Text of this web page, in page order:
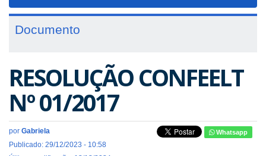
Documento
RESOLUÇÃO CONFEELT
Nº 01/2017
por Gabriela
Publicado: 29/12/2023 - 10:58
Whatsapp